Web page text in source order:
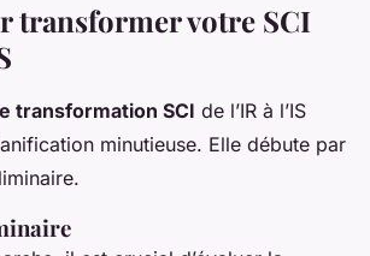
transformer votre SCI
transformation SCI de l’IR à l’IS
minutieuse. Elle débute par